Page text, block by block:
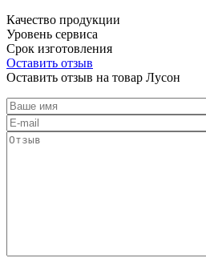
Качество продукции
Уровень сервиса
Срок изготовления
Оставить отзыв
Оставить отзыв на товар Лусон